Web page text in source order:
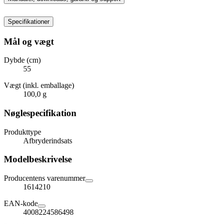
Specifikationer
Mål og vægt
Dybde (cm)
55
Vægt (inkl. emballage)
100,0 g
Nøglespecifikation
Produkttype
Afbryderindsats
Modelbeskrivelse
Producentens varenummer
1614210
EAN-kode
4008224586498